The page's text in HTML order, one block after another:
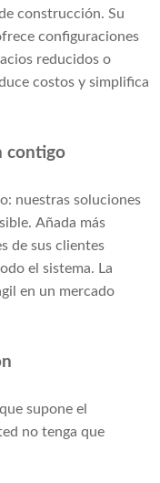
construcción. Su
configuraciones
reducidos o
costos y simplifica
contigo
nuestras soluciones
Añada más
de sus clientes
el sistema. La
en un mercado
supone el
no tenga que